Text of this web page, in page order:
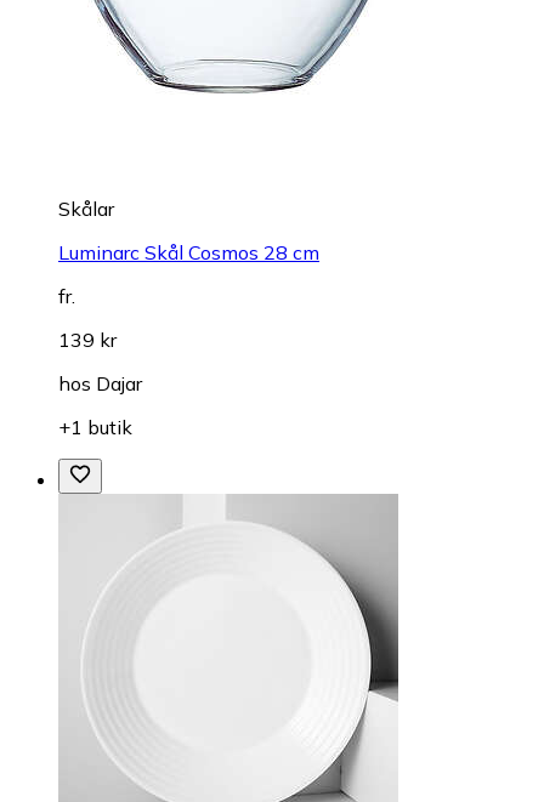
Skålar
Luminarc Skål Cosmos 28 cm
fr.
139 kr
hos Dajar
+1 butik